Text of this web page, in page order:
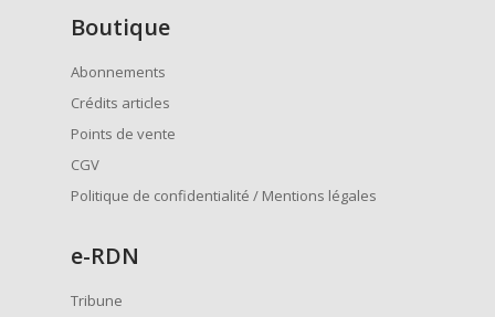
Boutique
Abonnements
Crédits articles
Points de vente
CGV
Politique de confidentialité / Mentions légales
e-RDN
Tribune